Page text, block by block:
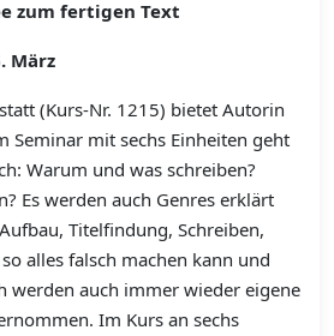
zum fertigen Text
März
(Kurs-Nr. 1215) bietet Autorin
Seminar mit sechs Einheiten geht
Warum und was schreiben?
Es werden auch Genres erklärt
Titelfindung, Schreiben,
alles falsch machen kann und
werden auch immer wieder eigene
Im Kurs an sechs